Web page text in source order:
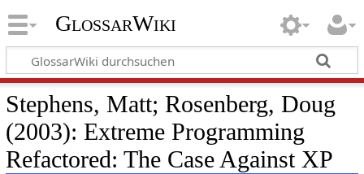
GlossarWiki
Stephens, Matt; Rosenberg, Doug
(2003): Extreme Programming
Refactored: The Case Against XP